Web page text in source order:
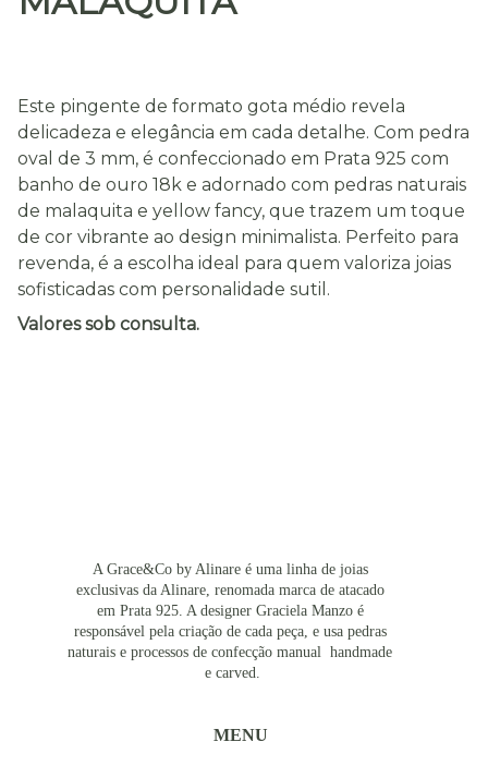
Este pingente de formato gota médio revela
delicadeza e elegância em cada detalhe. Com pedra
oval de 3 mm, é confeccionado em Prata 925 com
banho de ouro 18k e adornado com pedras naturais
de malaquita e yellow fancy, que trazem um toque
de cor vibrante ao design minimalista. Perfeito para
revenda, é a escolha ideal para quem valoriza joias
sofisticadas com personalidade sutil.
Valores sob consulta.
A Grace&Co by Alinare é uma linha de joias
exclusivas da Alinare, renomada marca de atacado
em Prata 925. A designer Graciela Manzo é
responsável pela criação de cada peça, e usa pedras
naturais e processos de confecção manual  handmade
e carved.
MENU